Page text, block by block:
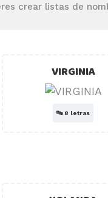
crear listas de
VIRGINIA
🔤 8 letras